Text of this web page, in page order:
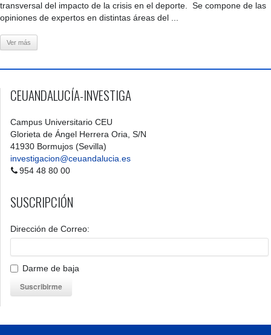
transversal del impacto de la crisis en el deporte. Se compone de las
opiniones de expertos en distintas áreas del ...
Ver más
CEUANDALUCÍA-INVESTIGA
Campus Universitario CEU
Glorieta de Ángel Herrera Oria, S/N
41930 Bormujos (Sevilla)
investigacion@ceuandalucia.es
954 48 80 00
SUSCRIPCIÓN
Dirección de Correo:
Darme de baja
Suscribirme